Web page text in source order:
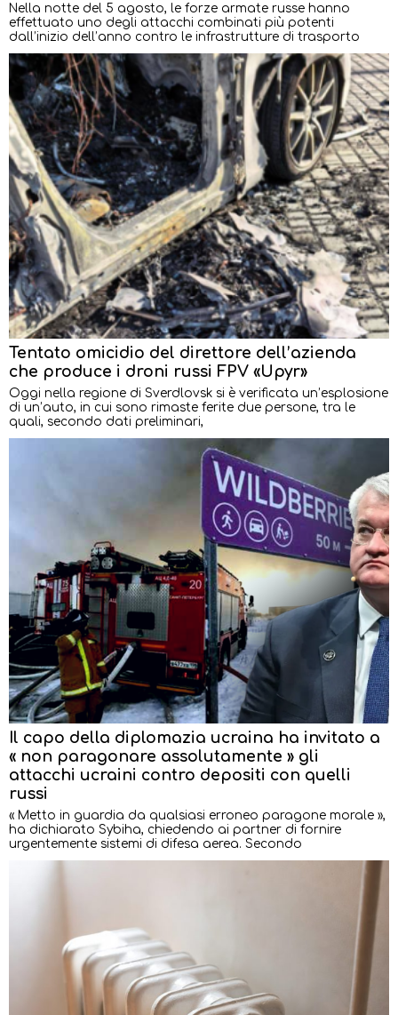
Nella notte del 5 agosto, le forze armate russe hanno
effettuato uno degli attacchi combinati più potenti
dall’inizio dell’anno contro le infrastrutture di trasporto
Tentato omicidio del direttore dell’azienda
che produce i droni russi FPV «Upyr»
Oggi nella regione di Sverdlovsk si è verificata un’esplosione
di un’auto, in cui sono rimaste ferite due persone, tra le
quali, secondo dati preliminari,
Il capo della diplomazia ucraina ha invitato a
« non paragonare assolutamente » gli
attacchi ucraini contro depositi con quelli
russi
« Metto in guardia da qualsiasi erroneo paragone morale »,
ha dichiarato Sybiha, chiedendo ai partner di fornire
urgentemente sistemi di difesa aerea. Secondo